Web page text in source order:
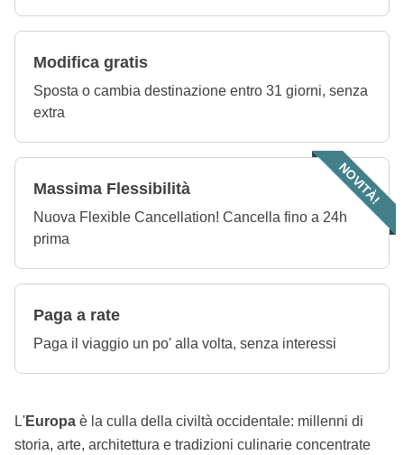
Modifica gratis
Sposta o cambia destinazione entro 31 giorni, senza
extra
NOVITÀ!
Massima Flessibilità
Nuova Flexible Cancellation! Cancella fino a 24h
prima
Paga a rate
Paga il viaggio un po' alla volta, senza interessi
L'Europa è la culla della civiltà occidentale: millenni di
storia, arte, architettura e tradizioni culinarie concentrate